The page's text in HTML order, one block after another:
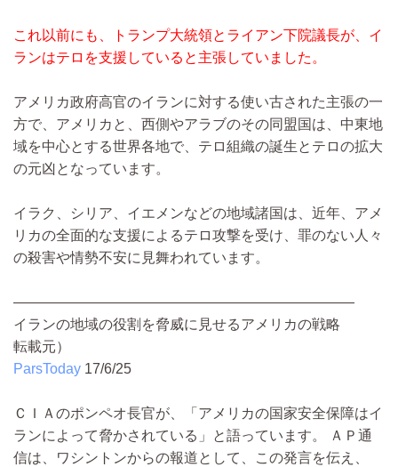
これ以前にも、トランプ大統領とライアン下院議長が、イ
ランはテロを支援していると主張していました。
アメリカ政府高官のイランに対する使い古された主張の一
方で、アメリカと、西側やアラブのその同盟国は、中東地
域を中心とする世界各地で、テロ組織の誕生とテロの拡大
の元凶となっています。
イラク、シリア、イエメンなどの地域諸国は、近年、アメ
リカの全面的な支援によるテロ攻撃を受け、罪のない人々
の殺害や情勢不安に見舞われています。
————————————————————————
イランの地域の役割を脅威に見せるアメリカの戦略
転載元）
ParsToday 17/6/25
ＣＩＡのポンペオ長官が、「アメリカの国家安全保障はイ
ランによって脅かされている」と語っています。 ＡＰ通
信は、ワシントンからの報道として、この発言を伝え、